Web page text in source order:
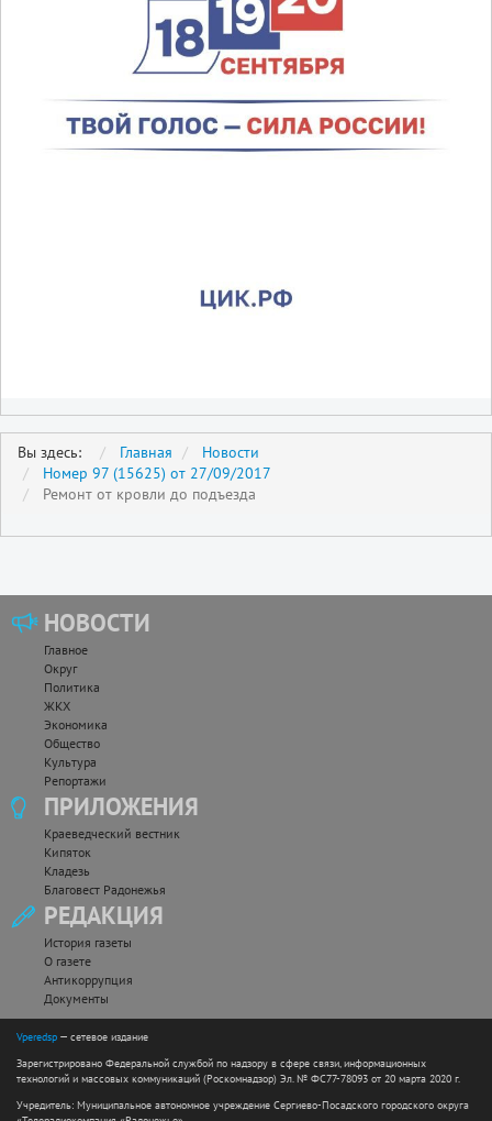
Вы здесь: Главная
Новости
Номер 97 (15625) от 27/09/2017
Ремонт от кровли до подъезда
НОВОСТИ
Главное
Округ
Политика
ЖКХ
Экономика
Общество
Культура
Репортажи
ПРИЛОЖЕНИЯ
Краеведческий вестник
Кипяток
Кладезь
Благовест Радонежья
РЕДАКЦИЯ
История газеты
О газете
Антикоррупция
Документы
Vperedsp — сетевое издание
Зарегистрировано Федеральной службой по надзору в сфере связи, информационных
технологий и массовых коммуникаций (Роскомнадзор) Эл. № ФС77-78093 от 20 марта 2020 г.
Учредитель: Муниципальное автономное учреждение Сергиево-Посадского городского округа